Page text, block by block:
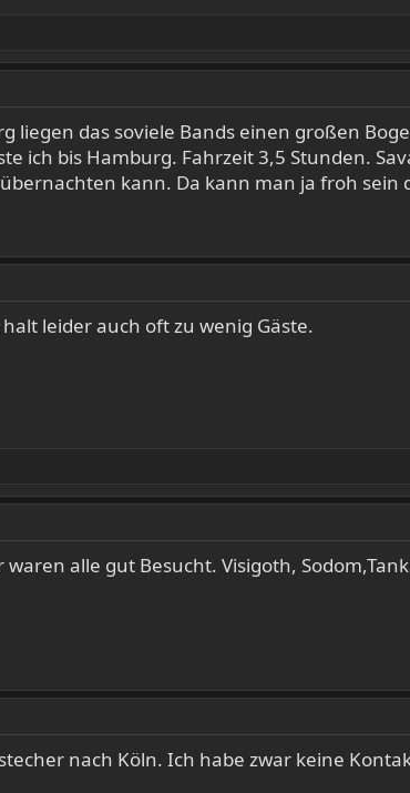
liegen das soviele Bands einen großen
ich bis Hamburg. Fahrzeit 3,5 Stunden.
kann. Da kann man ja froh sein
leider auch oft zu wenig Gäste.
alle gut Besucht. Visigoth,
nach Köln. Ich habe zwar keine